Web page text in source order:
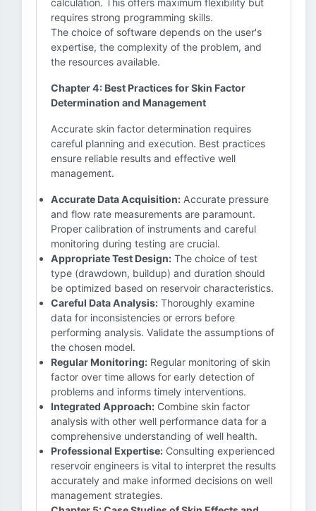
calculation. This offers maximum flexibility but
requires strong programming skills.
The choice of software depends on the user's
expertise, the complexity of the problem, and
the resources available.
Chapter 4: Best Practices for Skin Factor
Determination and Management
Accurate skin factor determination requires
careful planning and execution. Best practices
ensure reliable results and effective well
management.
Accurate Data Acquisition: Accurate pressure
and flow rate measurements are paramount.
Proper calibration of instruments and careful
monitoring during testing are crucial.
Appropriate Test Design: The choice of test
type (drawdown, buildup) and duration should
be optimized based on reservoir characteristics.
Careful Data Analysis: Thoroughly examine
data for inconsistencies or errors before
performing analysis. Validate the assumptions of
the chosen model.
Regular Monitoring: Regular monitoring of skin
factor over time allows for early detection of
problems and informs timely interventions.
Integrated Approach: Combine skin factor
analysis with other well performance data for a
comprehensive understanding of well health.
Professional Expertise: Consulting experienced
reservoir engineers is vital to interpret the results
accurately and make informed decisions on well
management strategies.